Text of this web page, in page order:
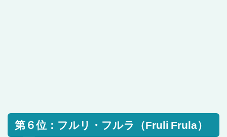
第６位：フルリ・フルラ（Fruli Frula）